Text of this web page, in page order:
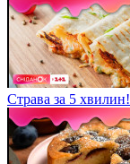
Страва за 5